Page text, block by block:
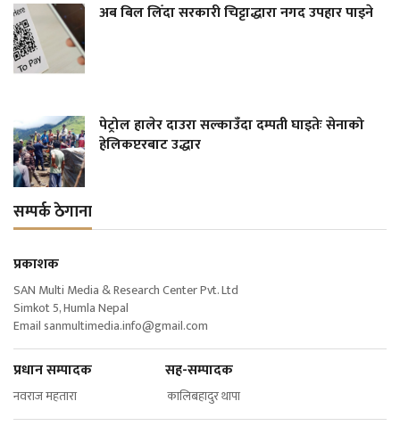
अब बिल लिँदा सरकारी चिट्टाद्धारा नगद उपहार पाइने
पेट्रोल हालेर दाउरा सल्काउँदा दम्पती घाइतेः सेनाको
हेलिकप्टरबाट उद्धार
सम्पर्क ठेगाना
प्रकाशक
SAN Multi Media & Research Center Pvt. Ltd
Simkot 5, Humla Nepal
Email sanmultimedia.info@gmail.com
प्रधान सम्पादक सह-सम्पादक
नवराज महतारा कालिबहादुर थापा